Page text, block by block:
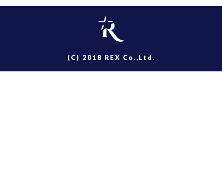
(C) 2018 REX Co.,Ltd.